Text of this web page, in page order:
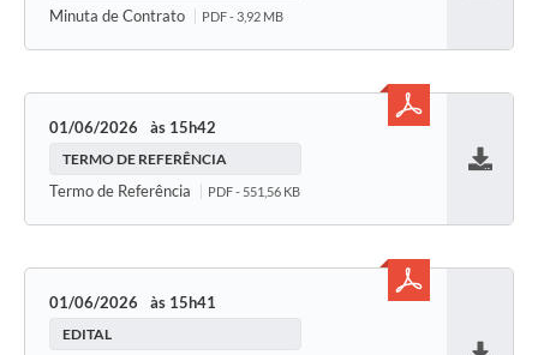
Minuta de Contrato PDF - 3,92 MB
01/06/2026 15h42
TERMO DE REFERÊNCIA
Termo de Referência PDF - 551,56 KB
01/06/2026 15h41
EDITAL